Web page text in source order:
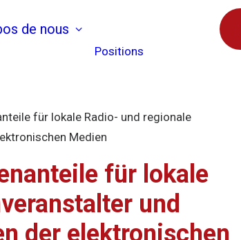
de nous
Positions
für lokale Radio- und regionale
Medien
für lokale
und
der elektronischen